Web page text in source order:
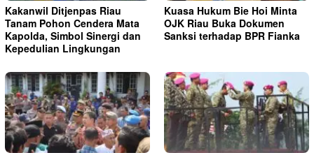
Kakanwil Ditjenpas Riau
Tanam Pohon Cendera Mata
Kapolda, Simbol Sinergi dan
Kepedulian Lingkungan
Kuasa Hukum Bie Hoi Minta
OJK Riau Buka Dokumen
Sanksi terhadap BPR Fianka